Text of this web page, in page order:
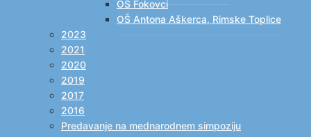
OŠ Fokovci
OŠ Antona Aškerca, Rimske Toplice
2023
2021
2020
2019
2017
2016
Predavanje na mednarodnem simpoziju